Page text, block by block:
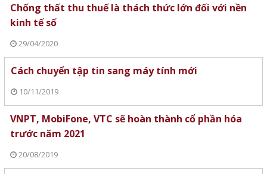
Chống thất thu thuế là thách thức lớn đối với nền
kinh tế số
29/04/2020
Cách chuyển tập tin sang máy tính mới
10/11/2019
VNPT, MobiFone, VTC sẽ hoàn thành cổ phần hóa
trước năm 2021
20/08/2019